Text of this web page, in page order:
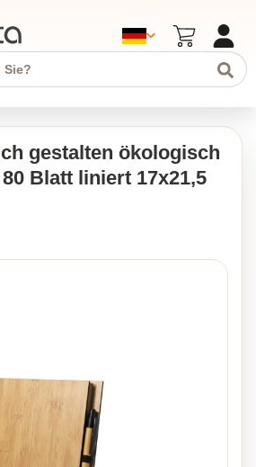
gestalten ökologisch
Blatt liniert 17x21,5